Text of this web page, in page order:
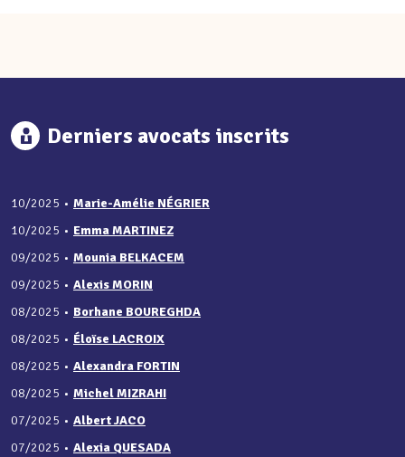
Derniers avocats inscrits
10/2025 • Marie-Amélie NÉGRIER
10/2025 • Emma MARTINEZ
09/2025 • Mounia BELKACEM
09/2025 • Alexis MORIN
08/2025 • Borhane BOUREGHDA
08/2025 • Éloïse LACROIX
08/2025 • Alexandra FORTIN
08/2025 • Michel MIZRAHI
07/2025 • Albert JACO
07/2025 • Alexia QUESADA